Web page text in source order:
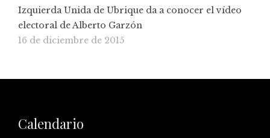
Izquierda Unida de Ubrique da a conocer el vídeo
electoral de Alberto Garzón
16 de diciembre de 2015
Calendario